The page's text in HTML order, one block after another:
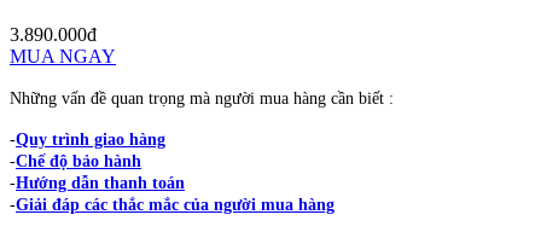
3.890.000đ
MUA NGAY
Những vấn đề quan trọng mà người mua hàng cần biết :
-Quy trình giao hàng
-Chế độ bảo hành
-Hướng dẫn thanh toán
-Giải đáp các thắc mắc của người mua hàng